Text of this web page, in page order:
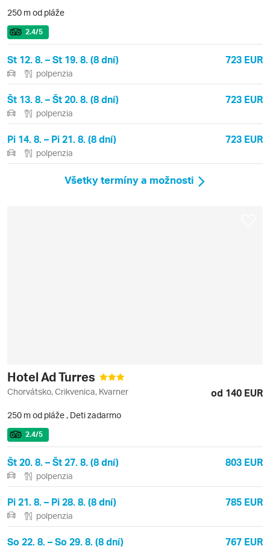
250 m od pláže
2.4/5
St 12. 8. – St 19. 8. (8 dní) 723 EUR
polpenzia
Št 13. 8. – Št 20. 8. (8 dní) 723 EUR
polpenzia
Pi 14. 8. – Pi 21. 8. (8 dní) 723 EUR
polpenzia
Všetky termíny a možnosti
Hotel Ad Turres
Chorvátsko, Crikvenica, Kvarner od 140 EUR
250 m od pláže , Deti zadarmo
2.4/5
Št 20. 8. – Št 27. 8. (8 dní) 803 EUR
polpenzia
Pi 21. 8. – Pi 28. 8. (8 dní) 785 EUR
polpenzia
So 22. 8. – So 29. 8. (8 dní) 767 EUR